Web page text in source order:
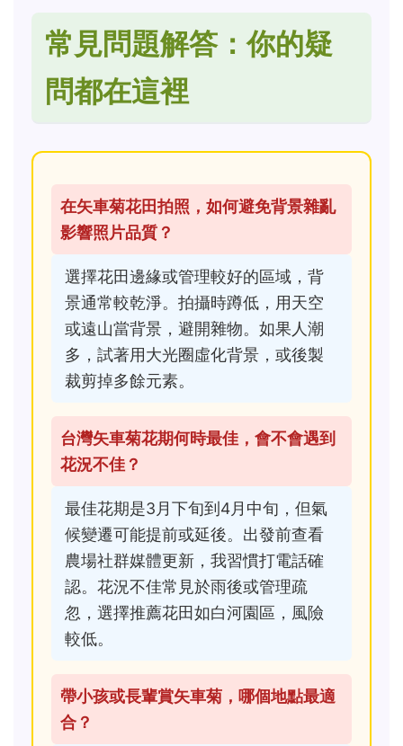
常見問題解答：你的疑
問都在這裡
在矢車菊花田拍照，如何避免背景雜亂
影響照片品質？
選擇花田邊緣或管理較好的區域，背
景通常較乾淨。拍攝時蹲低，用天空
或遠山當背景，避開雜物。如果人潮
多，試著用大光圈虛化背景，或後製
裁剪掉多餘元素。
台灣矢車菊花期何時最佳，會不會遇到
花況不佳？
最佳花期是3月下旬到4月中旬，但氣
候變遷可能提前或延後。出發前查看
農場社群媒體更新，我習慣打電話確
認。花況不佳常見於雨後或管理疏
忽，選擇推薦花田如白河園區，風險
較低。
帶小孩或長輩賞矢車菊，哪個地點最適
合？